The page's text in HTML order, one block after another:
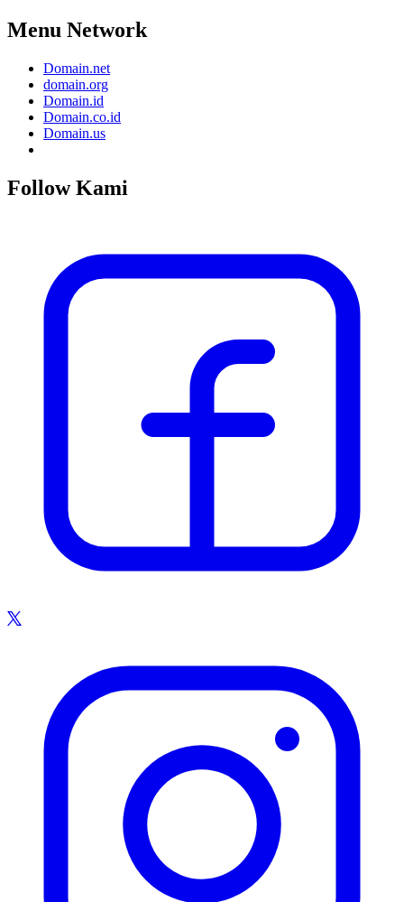
Menu Network
Domain.net
domain.org
Domain.id
Domain.co.id
Domain.us
Follow Kami